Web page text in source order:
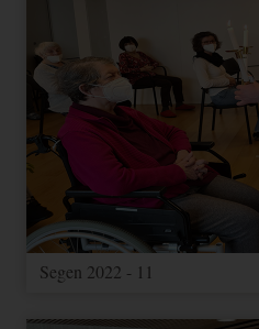
Segen 2022 - 11
und -informationen
für Google Maps
1P_JAR_Cookie
Google-Cookie für
Optimierung
YouTube
Videos
MARKETING (OPTIONAL)
Name Zweck